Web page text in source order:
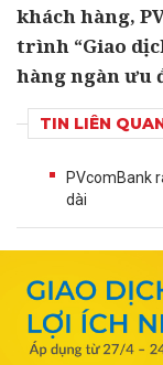
khách hàng,
trình “Giao
hàng ngàn ưu
TIN LIÊN
PVcomBank
dài